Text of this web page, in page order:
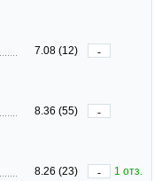
7.08 (12)
-
8.36 (55)
-
8.26 (23) -
1 отз.